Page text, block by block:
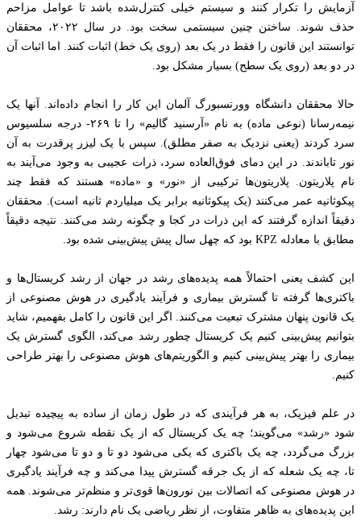
آزمایش را تکرار کنند و سیستم خیلی کنترل‌شده باشد تا عوامل مزاحم
حذف شوند. ساختن چنین سیستمی سخت بود. در سال ۲۰۲۲، محققان
توانستند این قانون را فقط در یک بعد (روی یک خط) اثبات کنند. اما اثبات آن
در دو بعد (روی یک سطح) بسیار مشکل بود.
حالا محققان دانشگاه وورتسبورگ آلمان این کار را انجام داده‌اند. آنها یک
نیمه‌رسانا (نوعی ماده) به نام «آرسنید گالیم» را تا ۲۶۹- درجه سلسیوس
سرد کردند (یعنی نزدیک به صفر مطلق). سپس با یک لیزر پرقدرت به آن
نور تاباندند. در این دمای فوق‌العاده سرد، ذرات عجیبی به وجود می‌آیند به
نام پلاریتون. پلاریتون‌ها ترکیبی از «نور» و «ماده» هستند که فقط چند
پیکوثانیه عمر می‌کنند (یک پیکوثانیه برابر یک میلیاردم ثانیه است). محققان
دقیقاً اندازه گرفتند که این ذرات در کجا و چگونه رشد می‌کنند. نتیجه دقیقاً
مطابق با معادله KPZ بود که چهل سال پیش پیش‌بینی شده بود.
این کشف یعنی احتمالاً همه پدیده‌های رشد در جهان از رشد کریستال‌ها و
باکتری‌ها گرفته تا گسترش بیماری و فرآیند یادگیری در هوش مصنوعی از
یک قانون پنهان مشترک تبعیت می‌کنند. اگر این قانون را کامل بفهمیم، شاید
بتوانیم پیش‌بینی کنیم یک کریستال چطور رشد می‌کند، الگوی گسترش یک
بیماری را بهتر پیش‌بینی کنیم و الگوریتم‌های هوش مصنوعی را بهتر طراحی
کنیم.
در علم فیزیک، به هر فرآیندی که در طول زمان از ساده به پیچیده تبدیل
شود «رشد» می‌گویند؛ چه یک کریستال که از یک نقطه شروع می‌شود و
بزرگ می‌گردد، چه یک باکتری که یکی می‌شود دو تا و دو تا می‌شود چهار
تا، چه یک شعله که از یک جرقه گسترش پیدا می‌کند و چه فرآیند یادگیری
در هوش مصنوعی که اتصالات بین نورون‌ها قوی‌تر و منظم‌تر می‌شوند. همه
این پدیده‌های به ظاهر متفاوت، از نظر ریاضی یک نام دارند: رشد.